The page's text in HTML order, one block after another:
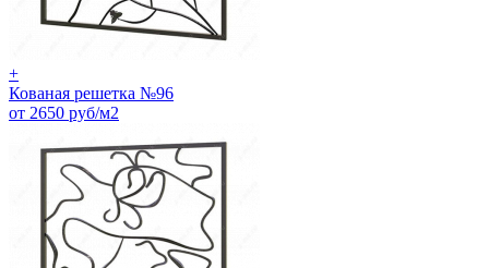
+
Кованая решетка №96
от 2650 руб/м2